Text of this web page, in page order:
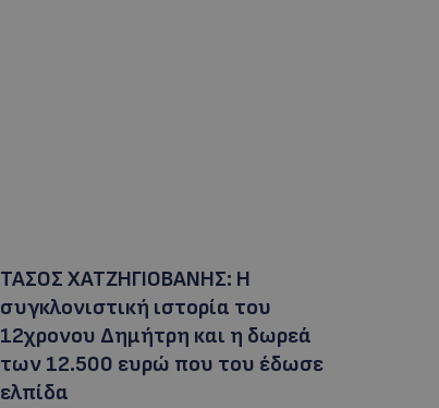
ΤΑΣΟΣ ΧΑΤΖΗΓΙΟΒΑΝΗΣ: Η
συγκλονιστική ιστορία του
12χρονου Δημήτρη και η δωρεά
των 12.500 ευρώ που του έδωσε
ελπίδα